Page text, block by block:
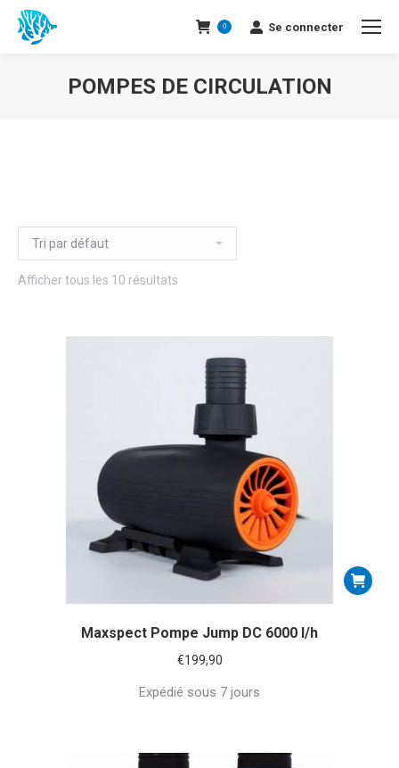
0 Se connecter
POMPES DE CIRCULATION
Afficher tous les 10 résultats
Maxspect Pompe Jump DC 6000 l/h
€199,90
Expédié sous 7 jours